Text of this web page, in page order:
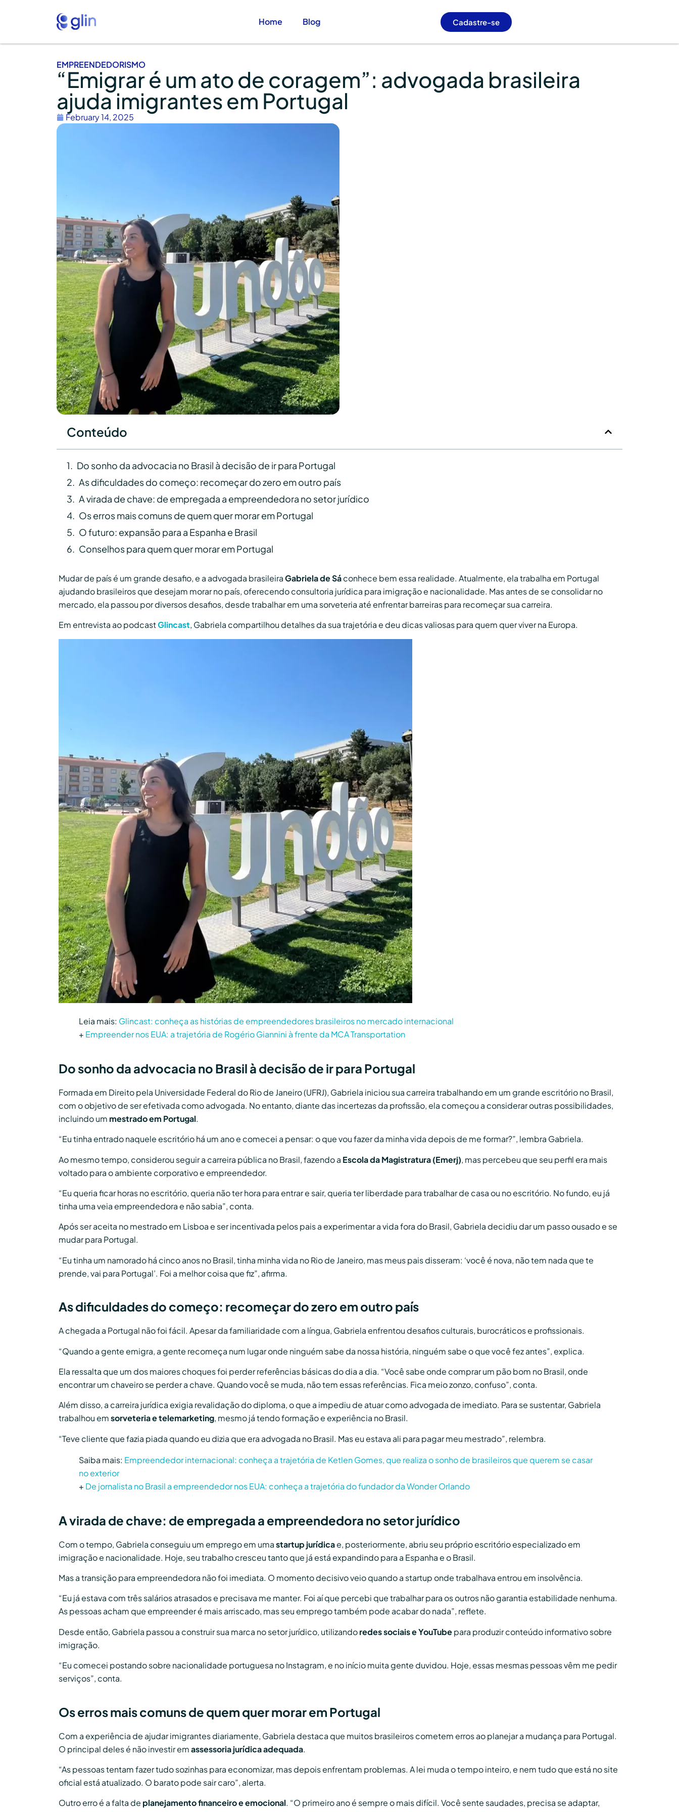
Home Blog Cadastre-se
EMPREENDEDORISMO
“Emigrar é um ato de coragem”: advogada brasileira
ajuda imigrantes em Portugal
February 14, 2025
Conteúdo
Do sonho da advocacia no Brasil à decisão de ir para Portugal
As dificuldades do começo: recomeçar do zero em outro país
A virada de chave: de empregada a empreendedora no setor jurídico
Os erros mais comuns de quem quer morar em Portugal
O futuro: expansão para a Espanha e Brasil
Conselhos para quem quer morar em Portugal
Mudar de país é um grande desafio, e a advogada brasileiraGabriela de Sáconhece bem essa realidade. Atualmente, ela trabalha em Portugal
ajudando brasileiros que desejam morar no país, oferecendo consultoria jurídica para imigração e nacionalidade. Mas antes de se consolidar no
mercado, ela passou por diversos desafios, desde trabalhar em uma sorveteria até enfrentar barreiras para recomeçar sua carreira.
Em entrevista ao podcastGlincast, Gabriela compartilhou detalhes da sua trajetória e deu dicas valiosas para quem quer viver na Europa.
Leia mais: Glincast: conheça as histórias de empreendedores brasileiros no mercado internacional
+ Empreender nos EUA: a trajetória de Rogério Giannini à frente da MCA Transportation
Do sonho da advocacia no Brasil à decisão de ir para Portugal
Formada em Direito pela Universidade Federal do Rio de Janeiro (UFRJ), Gabriela iniciou sua carreira trabalhando em um grande escritório no Brasil,
com o objetivo de ser efetivada como advogada. No entanto, diante das incertezas da profissão, ela começou a considerar outras possibilidades,
incluindo um mestrado em Portugal.
“Eu tinha entrado naquele escritório há um ano e comecei a pensar: o que vou fazer da minha vida depois de me formar?”, lembra Gabriela.
Ao mesmo tempo, considerou seguir a carreira pública no Brasil, fazendo a Escola da Magistratura (Emerj), mas percebeu que seu perfil era mais
voltado para o ambiente corporativo e empreendedor.
“Eu queria ficar horas no escritório, queria não ter hora para entrar e sair, queria ter liberdade para trabalhar de casa ou no escritório. No fundo, eu já
tinha uma veia empreendedora e não sabia”, conta.
Após ser aceita no mestrado em Lisboa e ser incentivada pelos pais a experimentar a vida fora do Brasil, Gabriela decidiu dar um passo ousado e se
mudar para Portugal.
“Eu tinha um namorado há cinco anos no Brasil, tinha minha vida no Rio de Janeiro, mas meus pais disseram: ‘você é nova, não tem nada que te
prende, vai para Portugal’. Foi a melhor coisa que fiz”, afirma.
As dificuldades do começo: recomeçar do zero em outro país
A chegada a Portugal não foi fácil. Apesar da familiaridade com a língua, Gabriela enfrentou desafios culturais, burocráticos e profissionais.
“Quando a gente emigra, a gente recomeça num lugar onde ninguém sabe da nossa história, ninguém sabe o que você fez antes”, explica.
Ela ressalta que um dos maiores choques foi perder referências básicas do dia a dia. “Você sabe onde comprar um pão bom no Brasil, onde
encontrar um chaveiro se perder a chave. Quando você se muda, não tem essas referências. Fica meio zonzo, confuso”, conta.
Além disso, a carreira jurídica exigia revalidação do diploma, o que a impediu de atuar como advogada de imediato. Para se sustentar, Gabriela
trabalhou emsorveteria e telemarketing, mesmo já tendo formação e experiência no Brasil.
“Teve cliente que fazia piada quando eu dizia que era advogada no Brasil. Mas eu estava ali para pagar meu mestrado”, relembra.
Saiba mais: Empreendedor internacional: conheça a trajetória de Ketlen Gomes, que realiza o sonho de brasileiros que querem se casar
no exterior
+ De jornalista no Brasil a empreendedor nos EUA: conheça a trajetória do fundador da Wonder Orlando
A virada de chave: de empregada a empreendedora no setor jurídico
Com o tempo, Gabriela conseguiu um emprego em umastartup jurídicae, posteriormente, abriu seu próprio escritório especializado em
imigração e nacionalidade. Hoje, seu trabalho cresceu tanto que já está expandindo para a Espanha e o Brasil.
Mas a transição para empreendedora não foi imediata. O momento decisivo veio quando a startup onde trabalhava entrou em insolvência.
“Eu já estava com três salários atrasados e precisava me manter. Foi aí que percebi que trabalhar para os outros não garantia estabilidade nenhuma.
As pessoas acham que empreender é mais arriscado, mas seu emprego também pode acabar do nada”, reflete.
Desde então, Gabriela passou a construir sua marca no setor jurídico, utilizandoredes sociais e YouTubepara produzir conteúdo informativo sobre
imigração.
“Eu comecei postando sobre nacionalidade portuguesa no Instagram, e no início muita gente duvidou. Hoje, essas mesmas pessoas vêm me pedir
serviços”, conta.
Os erros mais comuns de quem quer morar em Portugal
Com a experiência de ajudar imigrantes diariamente, Gabriela destaca que muitos brasileiros cometem erros ao planejar a mudança para Portugal.
O principal deles é não investir emassessoria jurídica adequada.
“As pessoas tentam fazer tudo sozinhas para economizar, mas depois enfrentam problemas. A lei muda o tempo inteiro, e nem tudo que está no site
oficial está atualizado. O barato pode sair caro”, alerta.
Outro erro é a falta de planejamento financeiro e emocional. “O primeiro ano é sempre o mais difícil. Você sente saudades, precisa se adaptar,